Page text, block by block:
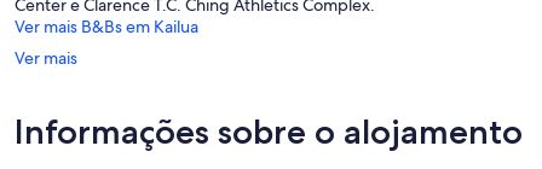
Center e Clarence T.C. Ching Athletics Complex.
Ver mais B&Bs em Kailua
Ver mais
Informações sobre o alojamento